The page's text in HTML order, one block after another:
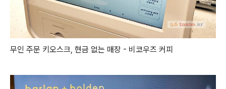
무인 주문 키오스크, 현금 없는 매장 - 비코우즈 커피